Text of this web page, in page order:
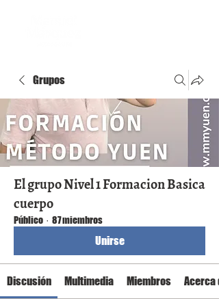
Grupos
El grupo Nivel 1 Formacion Basica
cuerpo
Público · 87 miembros
Unirse
Discusión Multimedia Miembros Acerca